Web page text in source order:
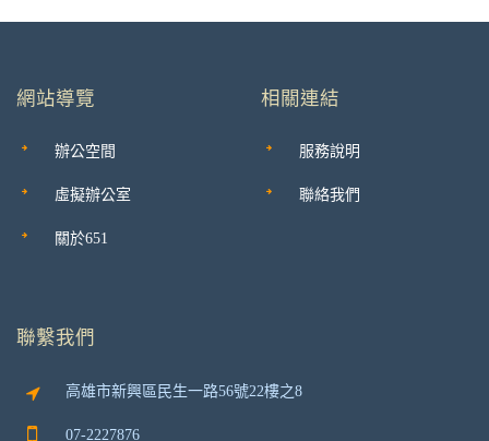
網站導覽
辦公空間
虛擬辦公室
關於651
相關連結
服務說明
聯絡我們
聯繫我們
高雄市新興區民生一路56號22樓之8
07-2227876